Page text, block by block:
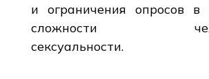
и ограничения опросов в
сложности
сексуальности.